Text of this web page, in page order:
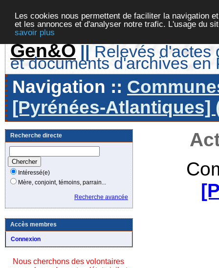
Les cookies nous permettent de faciliter la navigation
et les annonces et d'analyser notre trafic. L'usage du
savoir plus
Gen&O || Relevés d'actes
et documents d'archives en
Navigation ::
[Pyrénées-Atlantiques]
Recherche directe
Intéressé(e)
Mère, conjoint, témoins, parrain...
Recherche avancée
Accès membres
Connexion
Nous cherchons des volontaires